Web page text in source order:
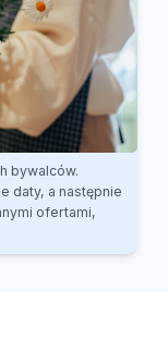
bywalców.
daty, a następnie
ofertami,